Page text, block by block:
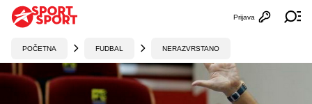
Otvori
Prijava
POČETNA FUDBAL NERAZVRSTANO